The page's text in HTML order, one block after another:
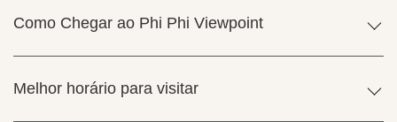
Como Chegar ao Phi Phi Viewpoint
Melhor horário para visitar